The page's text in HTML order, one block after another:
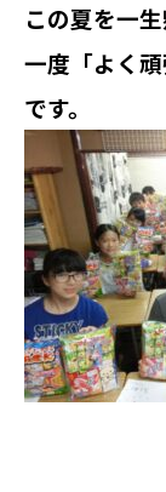
この夏を一
一度「よく
です。